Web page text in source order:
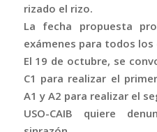
rizado el rizo.
La fecha propuesta
exámenes para todos los
El 19 de octubre, se
C1 para realizar el
A1 y A2 para realizar el
USO-CAIB quiere